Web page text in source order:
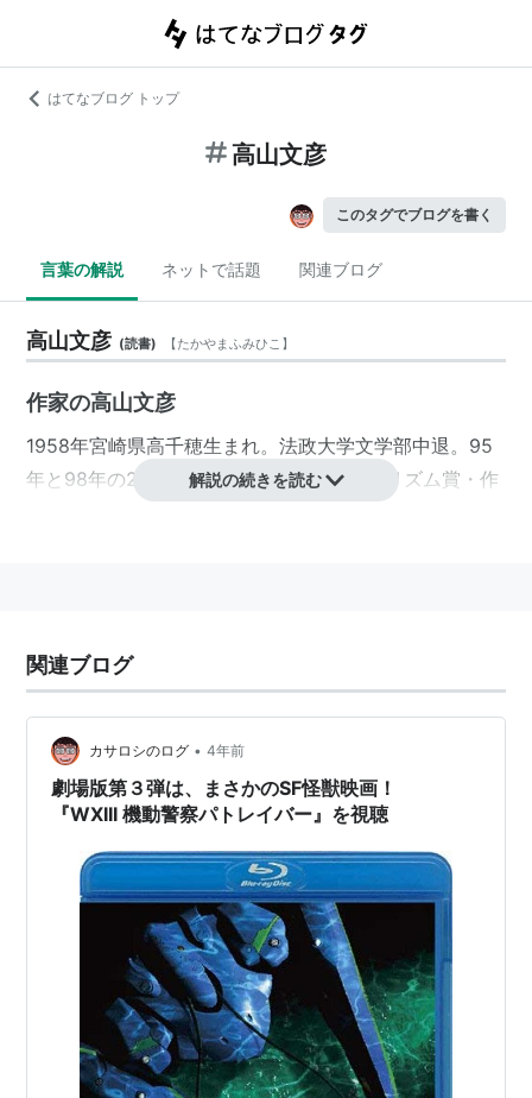
はてなブログ トップ
高山文彦
このタグでブログを書く
言葉の解説 ネットで話題 関連ブログ
高山文彦 (読書) 【たかやまふみひこ 】
作家の高山文彦
1958年宮崎県高千穂生まれ。法政大学文学部中退。95
年と98年の2度にわたって「雑誌ジャーナリズム賞・作
森』のプロフィールより転載）
作品はノンフィクションが中心。長渕剛のCDのライナ
ーノーツを書いたりもした。
著作
いのちの器ISBN:457528386X
ISBN:4575152323
霞が関影の権力者たちISBN:4062080346
地獄の季節ISBN:4104222011
ISBN:4101304319
「少年Ａ」14歳の肖像ISBN:410422202X
ISBN:4101304327
火花
ISBN:4870313731
ISBN:4043708017
愚か者の伝説ISBN:4062100045
解説の続きを読む
関連ブログ
カサロシのログ • 4年前
劇場版第３弾は、まさかのSF怪獣映画！
『WXIII 機動警察パトレイバー』を視聴